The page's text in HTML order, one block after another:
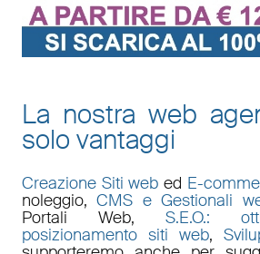
La nostra web
solo vantaggi
Creazione Siti web ed E-
noleggio,CMS e Gestionali
Portali Web,S.E.O.:
posizionamento siti web,